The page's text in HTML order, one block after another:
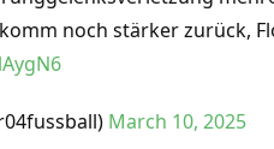
noch stärker zurück,
March 10, 2025